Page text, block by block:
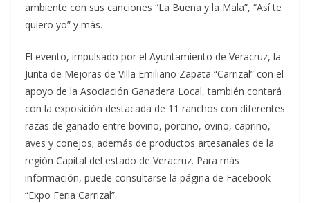
ambiente con sus canciones “La Buena y la Mala”, “Así te
quiero yo” y más.
El evento, impulsado por el Ayuntamiento de Veracruz, la
Junta de Mejoras de Villa Emiliano Zapata “Carrizal” con el
apoyo de la Asociación Ganadera Local, también contará
con la exposición destacada de 11 ranchos con diferentes
razas de ganado entre bovino, porcino, ovino, caprino,
aves y conejos; además de productos artesanales de la
región Capital del estado de Veracruz. Para más
información, puede consultarse la página de Facebook
“Expo Feria Carrizal”.